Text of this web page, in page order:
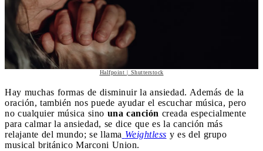
Halfpoint | Shutterstock
Hay muchas formas de disminuir la ansiedad. Además de la
oración, también nos puede ayudar el escuchar música, pero
no cualquier música sino una canción creada especialmente
para calmar la ansiedad, se dice que es la canción más
relajante del mundo; se llama Weightless y es del grupo
musical británico Marconi Union.